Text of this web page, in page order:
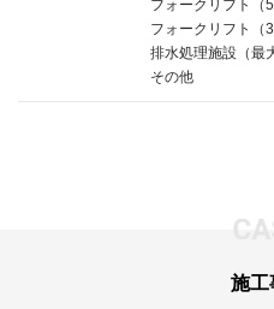
フォークリフト
フォークリフト
排水処理施設（
その他
施工